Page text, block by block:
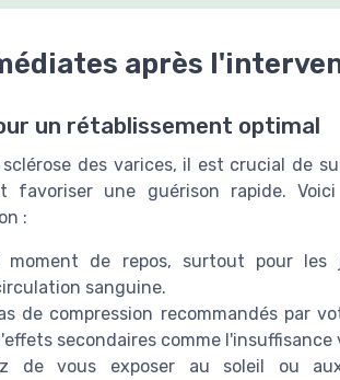
après
un rétablissement optimal
sclérose des varices, il est crucial de
favoriser une guérison rapide.
:
moment de repos, surtout pour les
sanguine.
de compression recommandés par
effets secondaires comme l'insuffisance
de vous exposer au soleil ou